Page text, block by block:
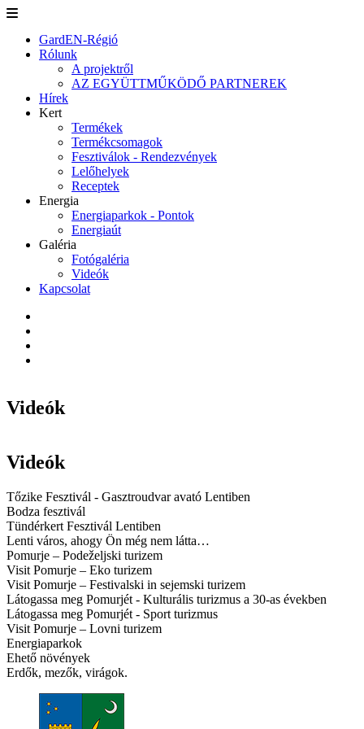
GardEN-Régió
Rólunk
A projektről
AZ EGYÜTTMŰKÖDŐ PARTNEREK
Hírek
Kert
Termékek
Termékcsomagok
Fesztiválok - Rendezvények
Lelőhelyek
Receptek
Energia
Energiaparkok - Pontok
Energiaút
Galéria
Fotógaléria
Videók
Kapcsolat
Videók
Videók
Tőzike Fesztivál - Gasztroudvar avató Lentiben
Bodza fesztivál
Tündérkert Fesztivál Lentiben
Lenti város, ahogy Ön még nem látta…
Pomurje – Podeželjski turizem
Visit Pomurje – Eko turizem
Visit Pomurje – Festivalski in sejemski turizem
Látogassa meg Pomurjét - Kulturális turizmus a 30-as években
Látogassa meg Pomurjét - Sport turizmus
Visit Pomurje – Lovni turizem
Energiaparkok
Ehető növények
Erdők, mezők, virágok.